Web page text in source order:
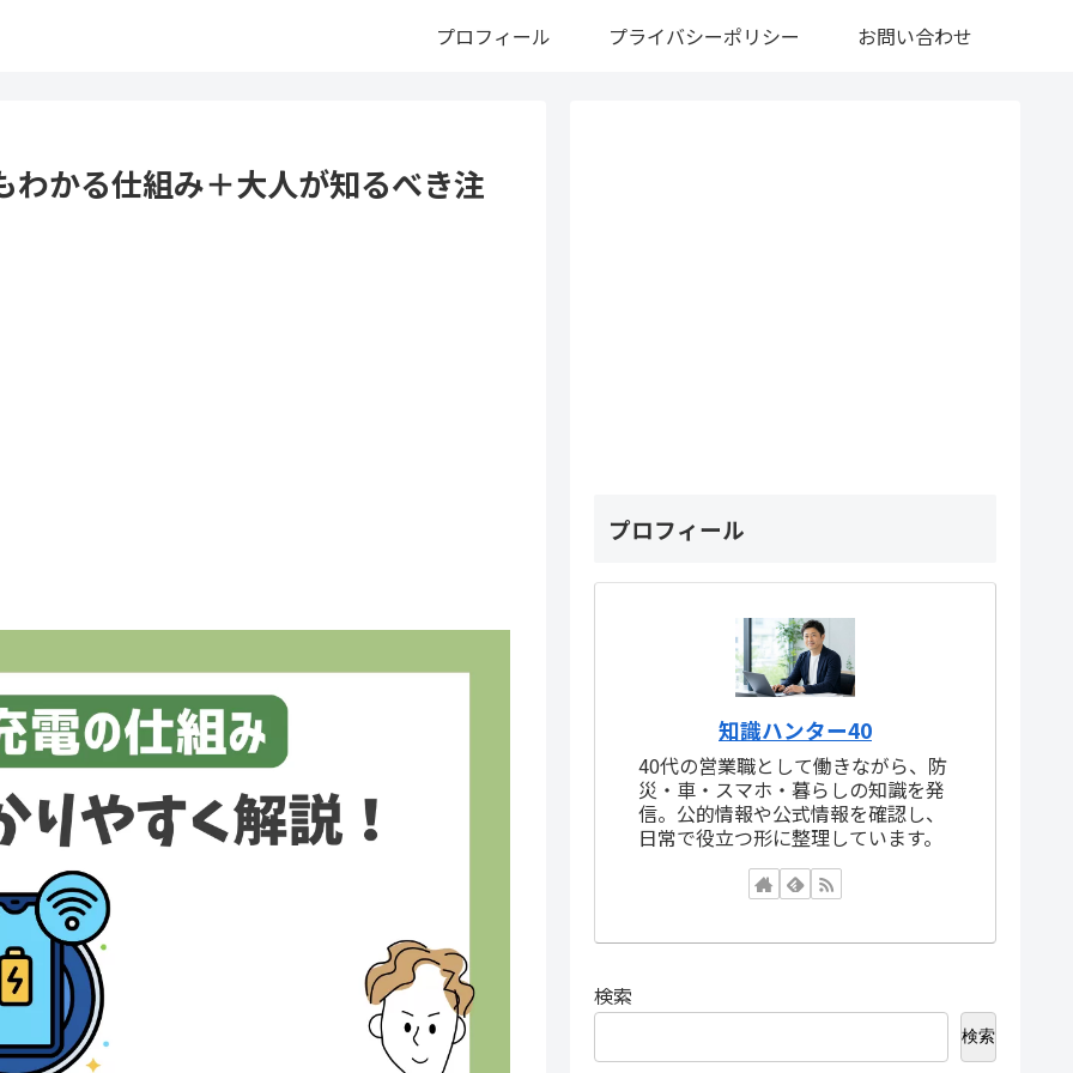
プロフィール プライバシーポリシー お問い合わせ
かる仕組み＋大人が知るべき注
プロフィール
知識ハンター40
40代の営業職として働きながら、防
災・車・スマホ・暮らしの知識を発
信。公的情報や公式情報を確認し、
日常で役立つ形に整理しています。
検索
検索